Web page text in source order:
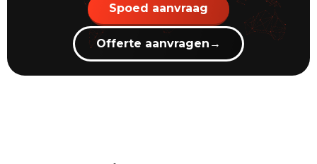
Spoed aanvraag
Offerte aanvragen →